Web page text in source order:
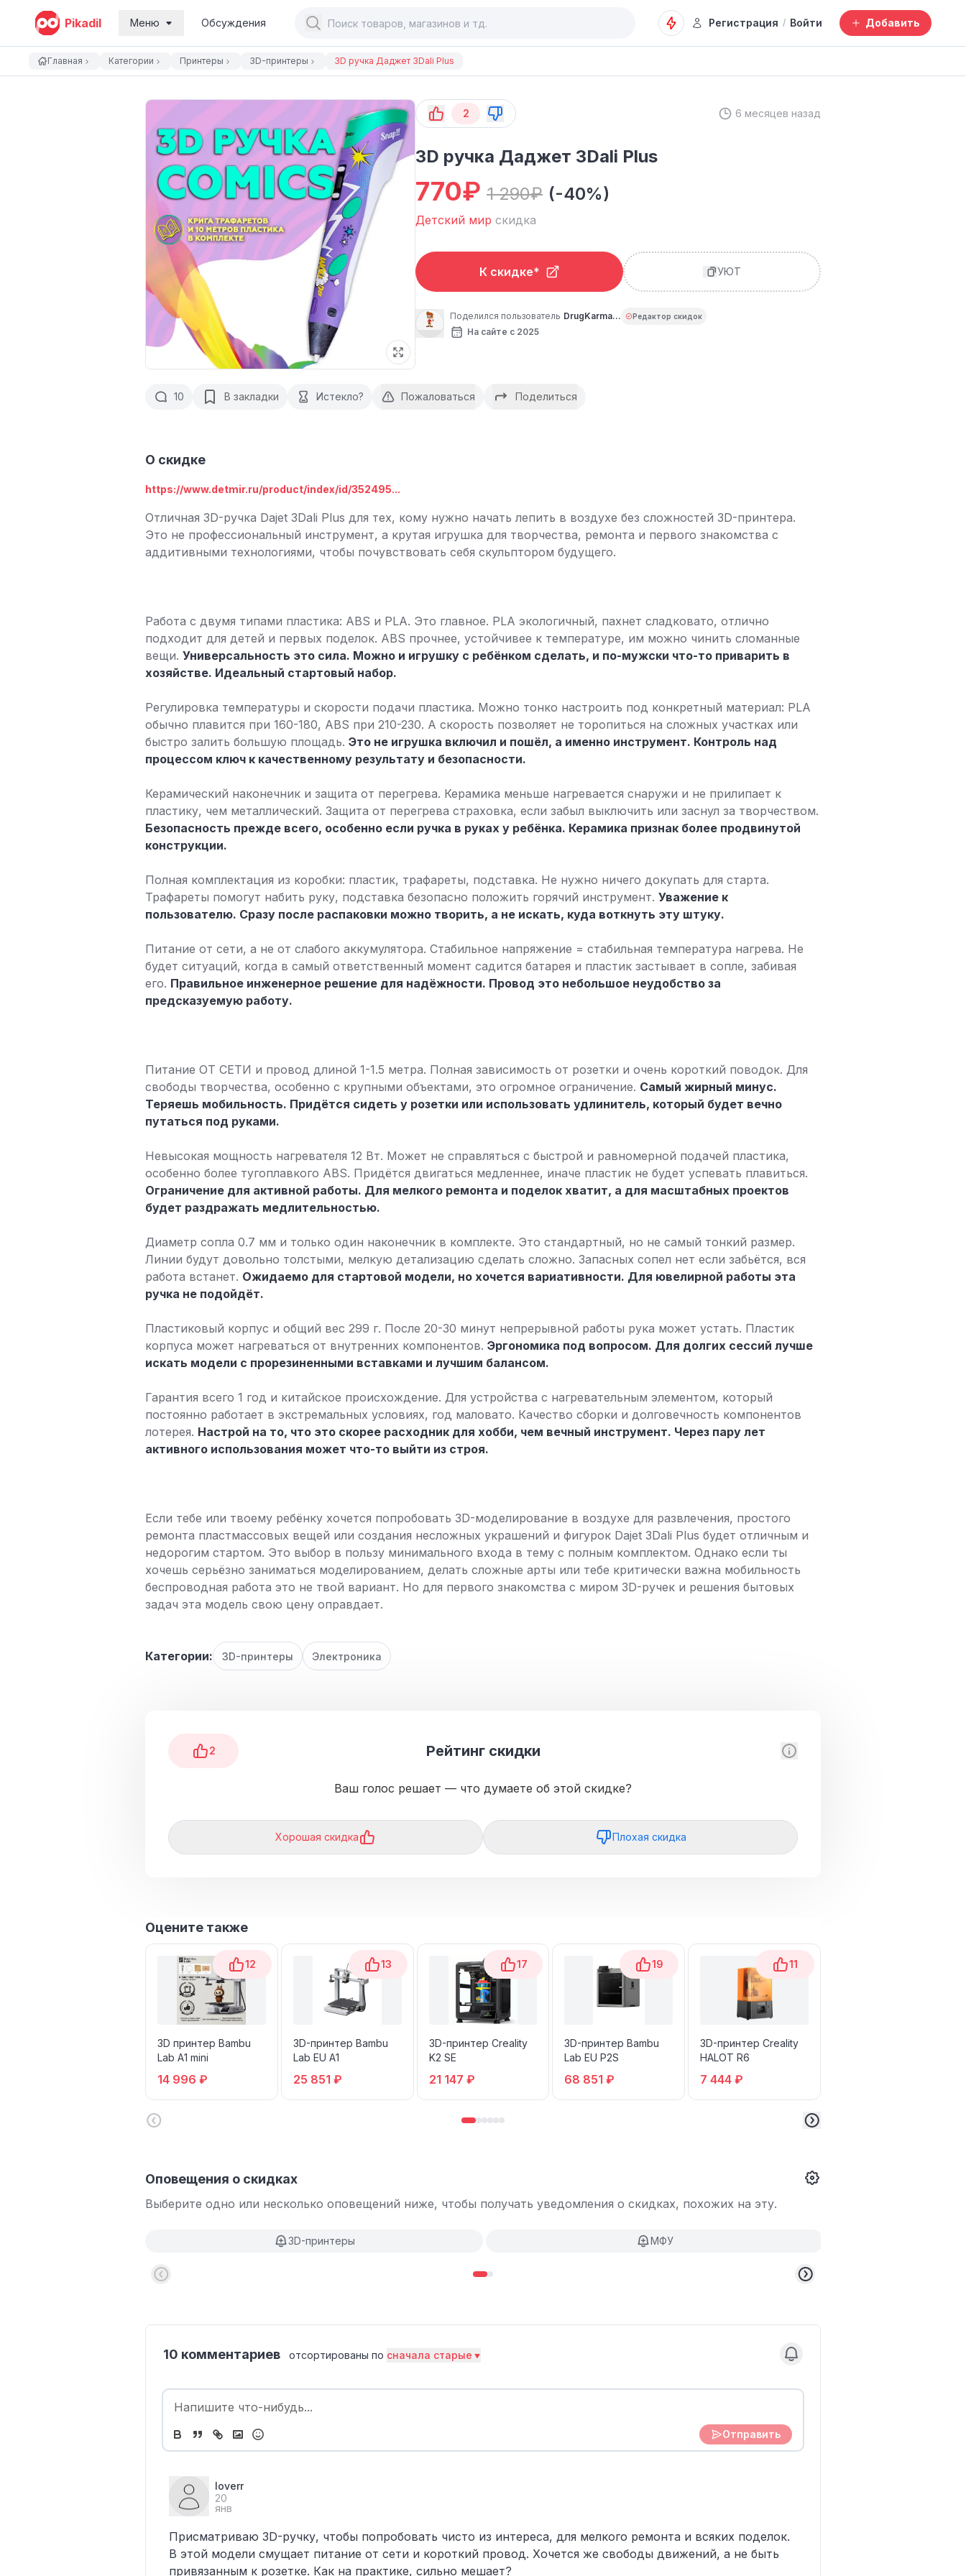
Pikadil Меню Обсуждения Регистрация / Войти Добавить
Главная Категории Принтеры 3D-принтеры 3D ручка Даджет 3Dali Plus
2 6 месяцев назад
3D ручка Даджет 3Dali Plus
770₽ 1 290₽ (-40%)
Детский мир скидка
К скидке* УЮТ
Поделился пользователь DrugKarmanu Редактор скидок
На сайте с 2025
10 В закладки Истекло? Пожаловаться Поделиться
О скидке
https://www.detmir.ru/product/index/id/352495...
Отличная 3D-ручка Dajet 3Dali Plus для тех, кому нужно начать лепить в воздухе без сложностей 3D-принтера.
Это не профессиональный инструмент, а крутая игрушка для творчества, ремонта и первого знакомства с
аддитивными технологиями, чтобы почувствовать себя скульптором будущего.
Работа с двумя типами пластика: ABS и PLA. Это главное. PLA экологичный, пахнет сладковато, отлично
подходит для детей и первых поделок. ABS прочнее, устойчивее к температуре, им можно чинить сломанные
вещи. Универсальность это сила. Можно и игрушку с ребёнком сделать, и по-мужски что-то приварить в
хозяйстве. Идеальный стартовый набор.
Регулировка температуры и скорости подачи пластика. Можно тонко настроить под конкретный материал: PLA
обычно плавится при 160-180, ABS при 210-230. А скорость позволяет не торопиться на сложных участках или
быстро залить большую площадь. Это не игрушка включил и пошёл, а именно инструмент. Контроль над
процессом ключ к качественному результату и безопасности.
Керамический наконечник и защита от перегрева. Керамика меньше нагревается снаружи и не прилипает к
пластику, чем металлический. Защита от перегрева страховка, если забыл выключить или заснул за творчеством.
Безопасность прежде всего, особенно если ручка в руках у ребёнка. Керамика признак более продвинутой
конструкции.
Полная комплектация из коробки: пластик, трафареты, подставка. Не нужно ничего докупать для старта.
Трафареты помогут набить руку, подставка безопасно положить горячий инструмент. Уважение к
пользователю. Сразу после распаковки можно творить, а не искать, куда воткнуть эту штуку.
Питание от сети, а не от слабого аккумулятора. Стабильное напряжение = стабильная температура нагрева. Не
будет ситуаций, когда в самый ответственный момент садится батарея и пластик застывает в сопле, забивая
его. Правильное инженерное решение для надёжности. Провод это небольшое неудобство за
предсказуемую работу.
Питание ОТ СЕТИ и провод длиной 1-1.5 метра. Полная зависимость от розетки и очень короткий поводок. Для
свободы творчества, особенно с крупными объектами, это огромное ограничение. Самый жирный минус.
Теряешь мобильность. Придётся сидеть у розетки или использовать удлинитель, который будет вечно
путаться под руками.
Невысокая мощность нагревателя 12 Вт. Может не справляться с быстрой и равномерной подачей пластика,
особенно более тугоплавкого ABS. Придётся двигаться медленнее, иначе пластик не будет успевать плавиться.
Ограничение для активной работы. Для мелкого ремонта и поделок хватит, а для масштабных проектов
будет раздражать медлительностью.
Диаметр сопла 0.7 мм и только один наконечник в комплекте. Это стандартный, но не самый тонкий размер.
Линии будут довольно толстыми, мелкую детализацию сделать сложно. Запасных сопел нет если забьётся, вся
работа встанет. Ожидаемо для стартовой модели, но хочется вариативности. Для ювелирной работы эта
ручка не подойдёт.
Пластиковый корпус и общий вес 299 г. После 20-30 минут непрерывной работы рука может устать. Пластик
корпуса может нагреваться от внутренних компонентов. Эргономика под вопросом. Для долгих сессий лучше
искать модели с прорезиненными вставками и лучшим балансом.
Гарантия всего 1 год и китайское происхождение. Для устройства с нагревательным элементом, который
постоянно работает в экстремальных условиях, год маловато. Качество сборки и долговечность компонентов
лотерея. Настрой на то, что это скорее расходник для хобби, чем вечный инструмент. Через пару лет
активного использования может что-то выйти из строя.
Если тебе или твоему ребёнку хочется попробовать 3D-моделирование в воздухе для развлечения, простого
ремонта пластмассовых вещей или создания несложных украшений и фигурок Dajet 3Dali Plus будет отличным и
недорогим стартом. Это выбор в пользу минимального входа в тему с полным комплектом. Однако если ты
хочешь серьёзно заниматься моделированием, делать сложные арты или тебе критически важна мобильность
беспроводная работа это не твой вариант. Но для первого знакомства с миром 3D-ручек и решения бытовых
задач эта модель свою цену оправдает.
Категории: 3D-принтеры Электроника
2 Рейтинг скидки
Ваш голос решает — что думаете об этой скидке?
Хорошая скидка Плохая скидка
Оцените также
12
3D принтер Bambu
Lab A1 mini
14 996 ₽
13
3D-принтер Bambu
Lab EU A1
25 851 ₽
17
3D-принтер Creality
K2 SE
21 147 ₽
19
3D-принтер Bambu
Lab EU P2S
68 851 ₽
11
3D-принтер Creality
HALOT R6
7 444 ₽
Оповещения о скидках
Выберите одно или несколько оповещений ниже, чтобы получать уведомления о скидках, похожих на эту.
3D-принтеры МФУ
10 комментариев отсортированы по сначала старые
Отправить
loverr
20
янв
Присматриваю 3D-ручку, чтобы попробовать чисто из интереса, для мелкого ремонта и всяких поделок.
В этой модели смущает питание от сети и короткий провод. Хочется же свободы движений, а не быть
привязанным к розетке. Как на практике, сильно мешает?